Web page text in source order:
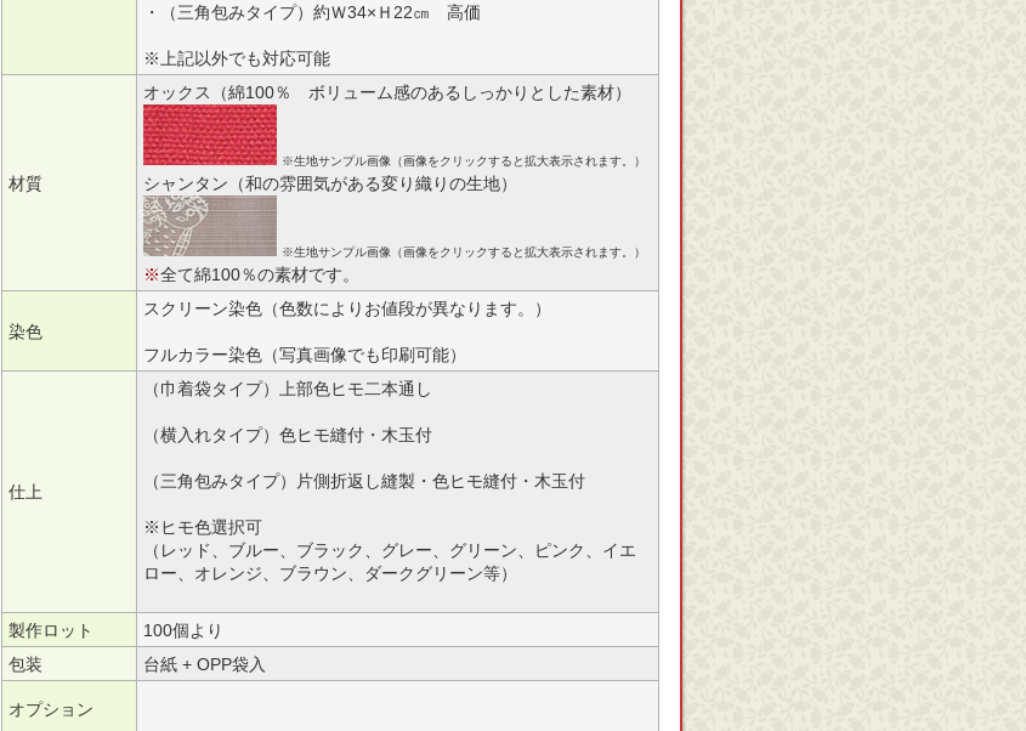
・（三角包みタイプ）約Ｗ34×Ｈ22㎝ 高価
※上記以外でも対応可能
材質
オックス（綿100％ ボリューム感のあるしっかりとした素材）
※生地サンプル画像（画像をクリックすると拡大表示されます。）
シャンタン（和の雰囲気がある変り織りの生地）
※生地サンプル画像（画像をクリックすると拡大表示されます。）
※全て綿100％の素材です。
染色
スクリーン染色（色数によりお値段が異なります。）
フルカラー染色（写真画像でも印刷可能）
仕上
（巾着袋タイプ）上部色ヒモ二本通し
（横入れタイプ）色ヒモ縫付・木玉付
（三角包みタイプ）片側折返し縫製・色ヒモ縫付・木玉付
※ヒモ色選択可
（レッド、ブルー、ブラック、グレー、グリーン、ピンク、イエ
ロー、オレンジ、ブラウン、ダークグリーン等）
製作ロット
100個より
包装
台紙 + OPP袋入
オプション